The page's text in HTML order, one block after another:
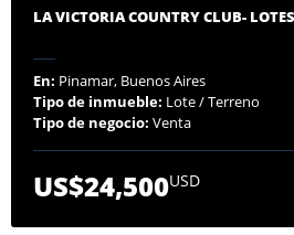
LA VICTORIA COUNTRY CLUB-
En: Pinamar, Buenos Aires
Tipo de inmueble: Lote / Terreno
Tipo de negocio: Venta
US$24,500USD